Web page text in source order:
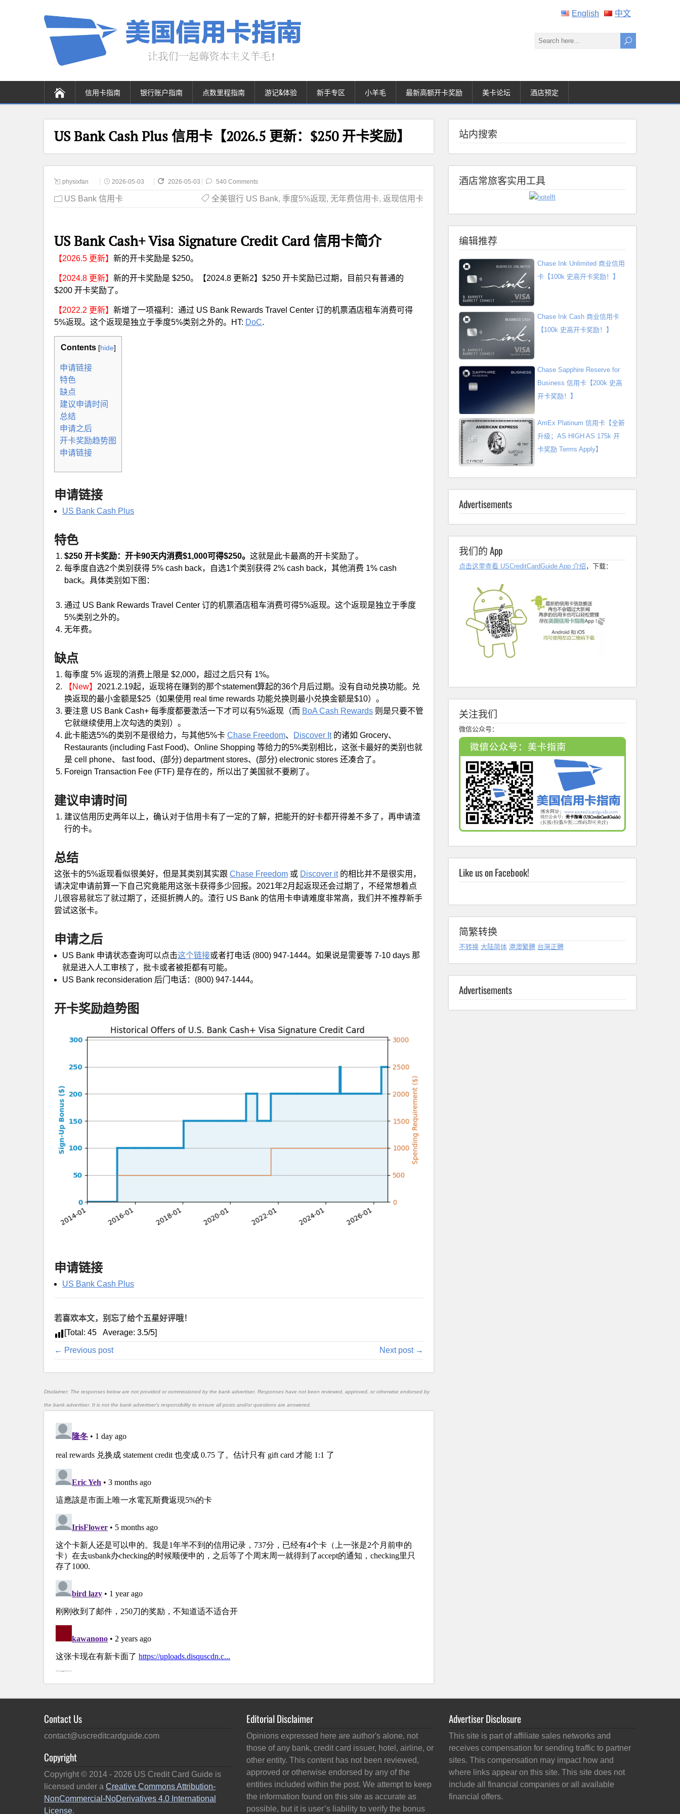
English 中文
信用卡指南 银行账户指南 点数里程指南 游记&体验 新手专区 小羊毛 最新高额开卡奖励 美卡论坛 酒店预定
US Bank Cash Plus 信用卡【2026.5 更新：$250 开卡奖励】
physixfan 2026-05-03 2026-05-03 540 Comments
US Bank 信用卡 全美银行 US Bank, 季度5%返现, 无年费信用卡, 返现信用卡
US Bank Cash+ Visa Signature Credit Card 信用卡简介
【2026.5 更新】 新的开卡奖励是 $250。
【2024.8 更新】 新的开卡奖励是 $250。【2024.8 更新2】$250 开卡奖励已过期，目前只有普通的
$200 开卡奖励了。
【2022.2 更新】 新增了一项福利：通过 US Bank Rewards Travel Center 订的机票酒店租车消费可得
5%返现。这个返现是独立于季度5%类别之外的。HT: DoC.
Contents [hide]
申请链接
特色
缺点
建议申请时间
总结
申请之后
开卡奖励趋势图
申请链接
申请链接
US Bank Cash Plus
特色
$250 开卡奖励：开卡90天内消费$1,000可得$250。 这就是此卡最高的开卡奖励了。
每季度自选2个类别获得 5% cash back，自选1个类别获得 2% cash back，其他消费 1% cash
back。具体类别如下图：
通过 US Bank Rewards Travel Center 订的机票酒店租车消费可得5%返现。这个返现是独立于季度
5%类别之外的。
无年费。
缺点
每季度 5% 返现的消费上限是 $2,000，超过之后只有 1%。
【New】 2021.2.19起，返现将在赚到的那个statement算起的36个月后过期。没有自动兑换功能。兑
换返现的最小金额是$25（如果使用 real time rewards 功能兑换则最小兑换金额是$10）。
要注意 US Bank Cash+ 每季度都要激活一下才可以有5%返现（而 BoA Cash Rewards 则是只要不管
它就继续使用上次勾选的类别）。
此卡能选5%的类别不是很给力，与其他5%卡 Chase Freedom、 Discover It的诸如 Grocery、
Restaurants (including Fast Food)、Online Shopping 等给力的5%类别相比，这张卡最好的类别也就
是 cell phone、 fast food、(部分) department stores、(部分) electronic stores 还凑合了。
Foreign Transaction Fee (FTF) 是存在的，所以出了美国就不要刷了。
建议申请时间
建议信用历史两年以上，确认对于信用卡有了一定的了解，把能开的好卡都开得差不多了，再申请渣
行的卡。
总结
这张卡的5%返现看似很美好，但是其类别其实跟 Chase Freedom 或 Discover it的相比并不是很实用，
请决定申请前算一下自己究竟能用这张卡获得多少回报。2021年2月起返现还会过期了，不经常想着点
儿很容易就忘了就过期了，还挺折腾人的。渣行 US Bank 的信用卡申请难度非常高，我们并不推荐新手
尝试这张卡。
申请之后
US Bank 申请状态查询可以点击这个链接或者打电话 (800) 947-1444。如果说是需要等 7-10 days 那
就是进入人工审核了，批卡或者被拒都有可能。
US Bank reconsideration 后门电话：(800) 947-1444。
开卡奖励趋势图
申请链接
US Bank Cash Plus
若喜欢本文，别忘了给个五星好评哦！
[Total: 45 Average: 3.5/5]
← Previous post Next post →
Disclaimer: The responses below are not provided or commissioned by the bank advertiser. Responses have not been reviewed, approved, or otherwise endorsed by
the bank advertiser. It is not the bank advertiser's responsibility to ensure all posts and/or questions are answered.
站内搜索
酒店常旅客实用工具
编辑推荐
Chase Ink Unlimited 商业信用
卡【100k 史高开卡奖励！】
Chase Ink Cash 商业信用卡
【100k 史高开卡奖励！】
Chase Sapphire Reserve for
Business 信用卡【200k 史高
开卡奖励！】
AmEx Platinum 信用卡【全新
升级；AS HIGH AS 175k 开
卡奖励 Terms Apply】
Advertisements
我们的 App
点击这里查看 USCreditCardGuide App 介绍 ，下载：
关注我们
微信公众号：
Like us on Facebook!
简繁转换
不转换 大陆简体 港澳繁體 台灣正體
Advertisements
Contact Us
contact@uscreditcardguide.com
Copyright
Copyright © 2014 - 2026 US Credit Card Guide is
licensed under a Creative Commons Attribution-
NonCommercial-NoDerivatives 4.0 International
License.
Editorial Disclaimer
Opinions expressed here are author's alone, not
those of any bank, credit card issuer, hotel, airline, or
other entity. This content has not been reviewed,
approved or otherwise endorsed by any of the
entities included within the post. We attempt to keep
the information found on this site as accurate as
possible, but it is user’s liability to verify the bonus
Advertiser Disclosure
This site is part of affiliate sales networks and
receives compensation for sending traffic to partner
sites. This compensation may impact how and
where links appear on this site. This site does not
include all financial companies or all available
financial offers.